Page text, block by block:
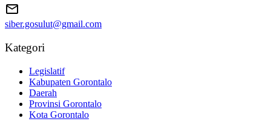
siber.gosulut@gmail.com
Kategori
Legislatif
Kabupaten Gorontalo
Daerah
Provinsi Gorontalo
Kota Gorontalo